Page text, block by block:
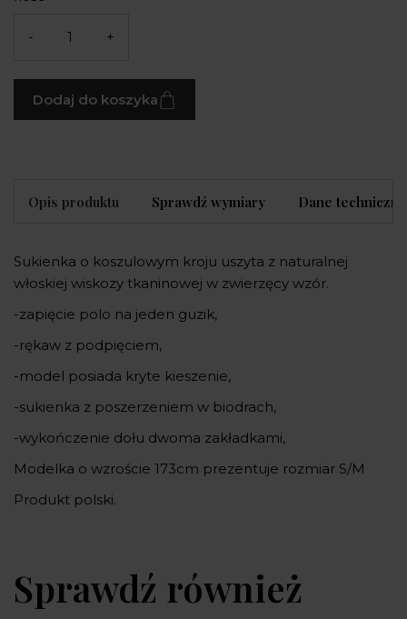
- +
Dodaj do koszyka
Opis produktu Sprawdź wymiary Dane techniczne
Sukienka o koszulowym kroju uszyta z naturalnej
włoskiej wiskozy tkaninowej w zwierzęcy wzór.
-zapięcie polo na jeden guzik,
-rękaw z podpięciem,
-model posiada kryte kieszenie,
-sukienka z poszerzeniem w biodrach,
-wykończenie dołu dwoma zakładkami,
Modelka o wzroście 173cm prezentuje rozmiar S/M
Produkt polski.
Sprawdź również